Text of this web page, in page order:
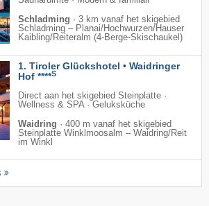
Schladming · 3 km vanaf het skigebied
Schladming – Planai/​Hochwurzen/​Hauser
Kaibling/​Reiteralm (4-Berge-Skischaukel)
1. Tiroler Glückshotel • Waidringer
Hof ****S
Direct aan het skigebied Steinplatte ·
Wellness & SPA · Geluksküche
Waidring · 400 m vanaf het skigebied
Steinplatte Winklmoosalm – Waidring/​Reit
im Winkl